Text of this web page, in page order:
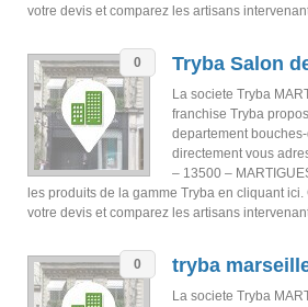
votre devis et comparez les artisans
0 Tryba Salon
La societe Tryba
franchise Tryba
departement
directement vous
– 13500 –
les produits de la gamme Tryba en cliquant ici.
votre devis et comparez les artisans
0 tryba
La societe Tryba